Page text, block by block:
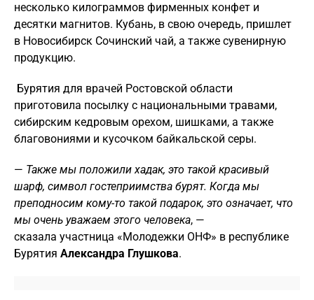
несколько килограммов фирменных конфет и
десятки магнитов. Кубань, в свою очередь, пришлет
в Новосибирск Сочинский чай, а также сувенирную
продукцию.
Бурятия для врачей Ростовской области
приготовила посылку с национальными травами,
сибирским кедровым орехом, шишками, а также
благовониями и кусочком байкальской серы.
— Также мы положили хадак, это такой красивый
шарф, символ гостеприимства бурят. Когда мы
преподносим кому-то такой подарок, это означает, что
мы очень уважаем этого человека, —
сказала участница «Молодежки ОНФ» в республике
Бурятия Александра Глушкова.